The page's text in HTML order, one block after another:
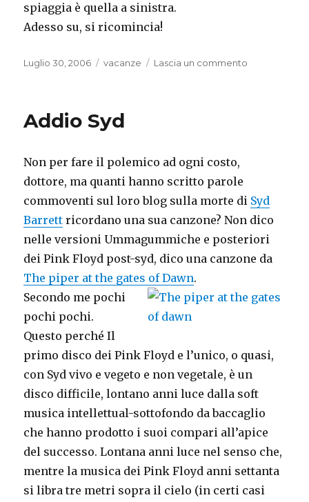
spiaggia è quella a sinistra.
Adesso su, si ricomincia!
Pubblicato
Luglio 30, 2006 Categorie
vacanze Lascia un commento
Addio Syd
Non per fare il polemico ad ogni costo,
dottore, ma quanti hanno scritto parole
commoventi sul loro blog sulla morte di Syd
Barrett ricordano una sua canzone? Non dico
nelle versioni Ummagummiche e posteriori
dei Pink Floyd post-syd, dico una canzone da
The piper at the gates of Dawn.
Secondo me pochi
pochi pochi.
Questo perché Il
primo disco dei Pink Floyd e l’unico, o quasi,
con Syd vivo e vegeto e non vegetale, è un
disco difficile, lontano anni luce dalla soft
musica intellettual-sottofondo da baccaglio
che hanno prodotto i suoi compari all’apice
del successo. Lontana anni luce nel senso che,
mentre la musica dei Pink Floyd anni settanta
si libra tre metri sopra il cielo (in certi casi